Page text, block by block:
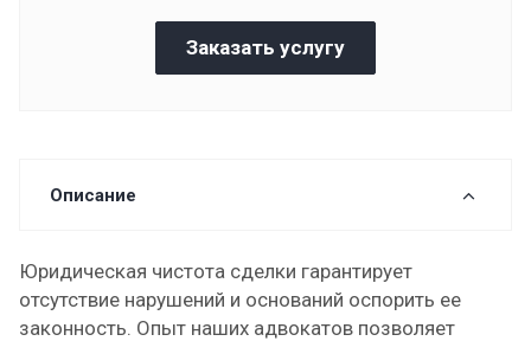
Заказать услугу
Описание
Юридическая чистота сделки гарантирует
отсутствие нарушений и оснований оспорить ее
законность. Опыт наших адвокатов позволяет